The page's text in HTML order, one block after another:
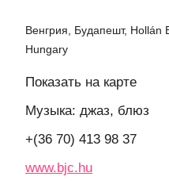
Венгрия, Будапешт, Hollán
Hungary
Показать на карте
Музыка: джаз, блюз
+(36 70) 413 98 37
www.bjc.hu